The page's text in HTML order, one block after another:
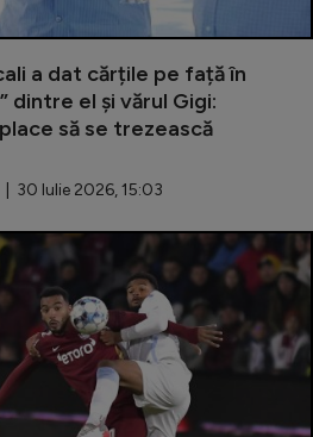
a dat cărțile pe față în
dintre el și vărul Gigi:
să se trezească
30 Iulie 2026, 15:03